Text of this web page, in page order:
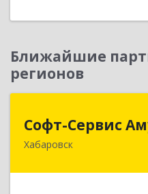
Ближайшие
регионов
Софт-Сервис
Хабаровск680000,